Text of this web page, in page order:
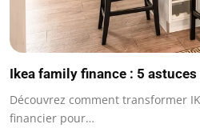
Ikea family finance : 5
Découvrez comment transformer
financier pour…